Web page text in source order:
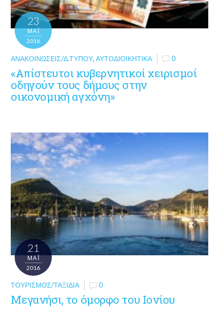
23
ΜΑΪ́
2016
ΑΝΑΚΟΙΝΏΣΕΙΣ/Δ.ΤΎΠΟΥ,ΑΥΤΟΔΙΟΙΚΗΤΙΚΆ 0
«Απίστευτοι κυβερνητικοί χειρισμοί
οδηγούν τους δήμους στην
οικονομική αγχόνη»
21
ΜΑΪ́
2016
ΤΟΥΡΙΣΜΌΣ/ΤΑΞΊΔΙΑ 0
Μεγανήσι, το όμορφο του Ιονίου